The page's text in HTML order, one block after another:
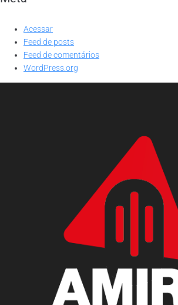
Acessar
Feed de posts
Feed de comentários
WordPress.org